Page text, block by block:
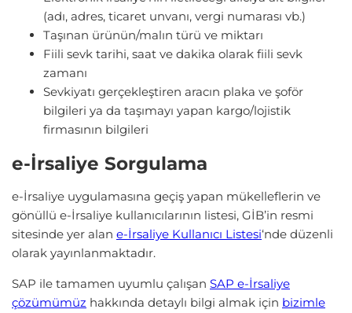
(adı, adres, ticaret unvanı, vergi numarası vb.)
Taşınan ürünün/malın türü ve miktarı
Fiili sevk tarihi, saat ve dakika olarak fiili sevk
zamanı
Sevkiyatı gerçekleştiren aracın plaka ve şoför
bilgileri ya da taşımayı yapan kargo/lojistik
firmasının bilgileri
e-İrsaliye Sorgulama
e-İrsaliye uygulamasına geçiş yapan mükelleflerin ve
gönüllü e-İrsaliye kullanıcılarının listesi, GİB’in resmi
sitesinde yer alan e-İrsaliye Kullanıcı Listesi‘nde düzenli
olarak yayınlanmaktadır.
SAP ile tamamen uyumlu çalışan SAP e-İrsaliye
çözümümüz hakkında detaylı bilgi almak için bizimle